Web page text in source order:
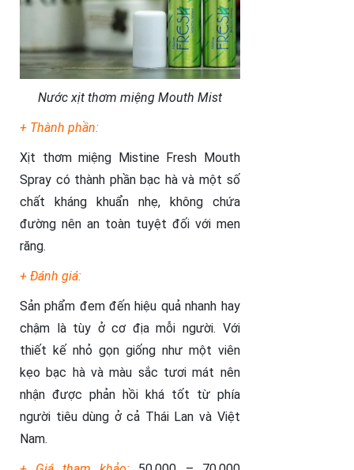
Nước xịt thơm miệng Mouth Mist
+ Thành phần:
Xịt thơm miệng Mistine Fresh Mouth
Spray có thành phần bạc hà và một số
chất kháng khuẩn nhẹ, không chứa
đường nên an toàn tuyệt đối với men
răng.
+ Đánh giá:
Sản phẩm đem đến hiệu quả nhanh hay
chậm là tùy ở cơ địa mỗi người. Với
thiết kế nhỏ gọn giống như một viên
kẹo bạc hà và màu sắc tươi mát nên
nhận được phản hồi khá tốt từ phía
người tiêu dùng ở cả Thái Lan và Việt
Nam.